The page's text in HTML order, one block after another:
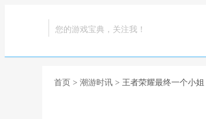
您的游戏宝典，关注我！
首页 > 潮游时讯 > 王者荣耀最终一个小姐